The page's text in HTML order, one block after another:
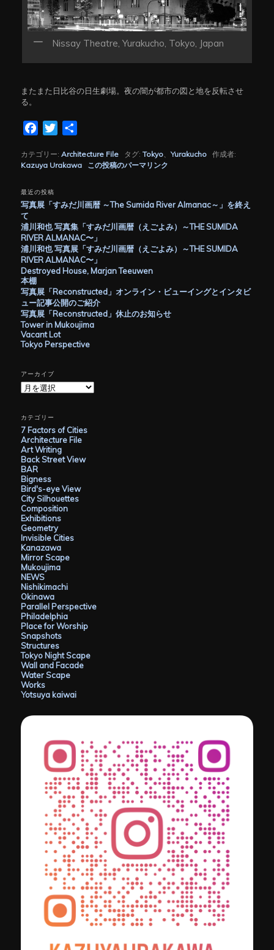
Nissay Theatre, Yurakucho, Tokyo, Japan
またまた日比谷の日生劇場。夜の闇が都市の図と地を反転させ
る。
FacebookTwitter
カテゴリー:Architecture File タグ:Tokyo、Yurakucho 作成者:
Kazuya Urakawa
この投稿のパーマリンク
最近の投稿
写真展「すみだ川画暦 ～The Sumida River Almanac～」を終え
て
浦川和也 写真集「すみだ川画暦（えごよみ）～THE SUMIDA
RIVER ALMANAC〜」
浦川和也 写真展「すみだ川画暦（えごよみ）～THE SUMIDA
RIVER ALMANAC〜」
Destroyed House, Marjan Teeuwen
本棚
写真展「Reconstructed」オンライン・ビューイングとインタビ
ュー記事公開のご紹介
写真展「Reconstructed」休止のお知らせ
Tower in Mukoujima
Vacant Lot
Tokyo Perspective
アーカイブ
ア
ー
イ
ブ
カテゴリー
7 Factors of Cities
Architecture File
Art Writing
Back Street View
BAR
Bigness
Bird's-eye View
City Silhouettes
Composition
Exhibitions
Geometry
Invisible Cities
Kanazawa
Mirror Scape
Mukoujima
NEWS
Nishikimachi
Okinawa
Parallel Perspective
Philadelphia
Place for Worship
Snapshots
Structures
Tokyo Night Scape
Wall and Facade
Water Scape
Works
Yotsuya kaiwai